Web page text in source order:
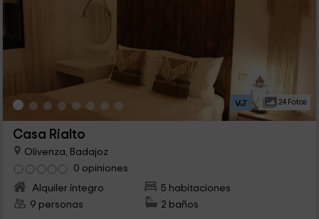
24 Fotos
Casa Rialto
Olivenza, Badajoz
0 opiniones
Alquiler íntegro
5 habitaciones
9 personas
2 baños